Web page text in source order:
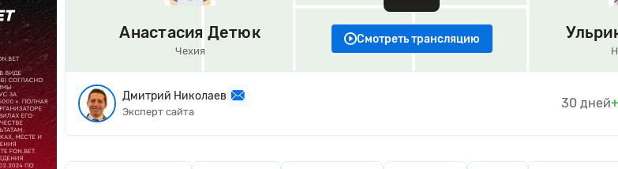
Анастасия Детюк
Чехия
Смотреть трансляцию
Дмитрий Николаев
Эксперт сайта
30 дней